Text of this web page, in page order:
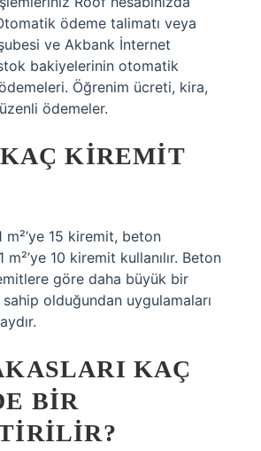
ödeme talimatı veya
ve Akbank İnternet
bakiyelerinin otomatik
Öğrenim ücreti, kira,
ödemeler.
KIREMIT
15 kiremit, beton
10 kiremit kullanılır. Beton
göre daha büyük bir
sahip olduğundan uygulamaları
KAÇ
BIR